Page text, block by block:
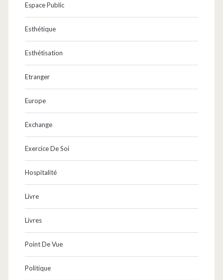
Espace Public
Esthétique
Esthétisation
Etranger
Europe
Exchange
Exercice De Soi
Hospitalité
Livre
Livres
Point De Vue
Politique